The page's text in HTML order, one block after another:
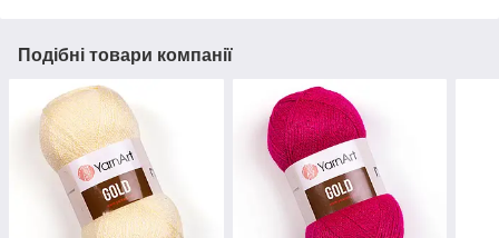
Подібні товари компанії